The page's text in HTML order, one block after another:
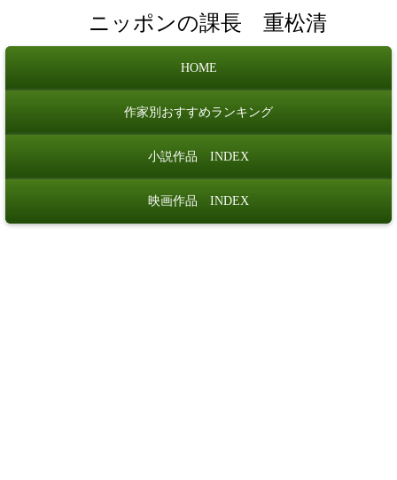
ニッポンの課長 重松清
HOME
作家別おすすめランキング
小説作品 INDEX
映画作品 INDEX